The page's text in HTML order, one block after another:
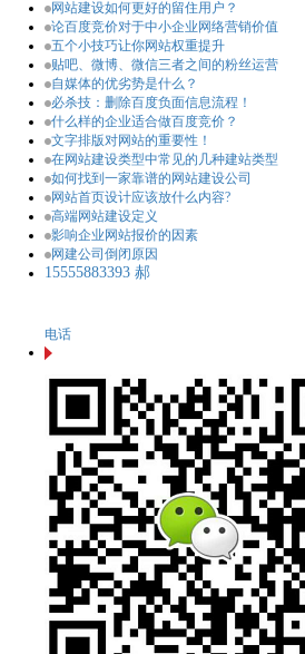
网站建设如何更好的留住用户？
论百度竞价对于中小企业网络营销价值
五个小技巧让你网站权重提升
贴吧、微博、微信三者之间的粉丝运营
自媒体的优劣势是什么？
必杀技：删除百度负面信息流程！
什么样的企业适合做百度竞价？
文字排版对网站的重要性！
在网站建设类型中常见的几种建站类型
如何找到一家靠谱的网站建设公司
网站首页设计应该放什么内容?
高端网站建设定义
影响企业网站报价的因素
网建公司倒闭原因
15555883393 郝
电话